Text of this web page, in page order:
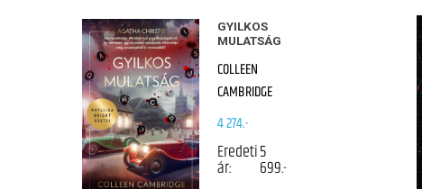
GYILKOS
MULATSÁG
COLLEEN
CAMBRIDGE
4 274.-
Eredeti
ár:
5
699.-